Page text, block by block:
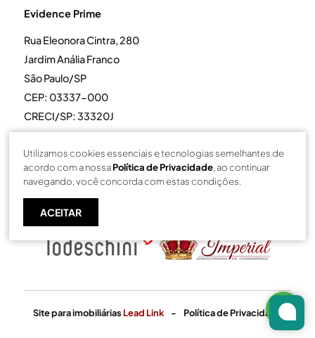
Evidence Prime
Rua Eleonora Cintra, 280
Jardim Anália Franco
São Paulo/SP
CEP: 03337-000
CRECI/SP: 33320J
Site para imobiliárias Lead Link - Política de Privacidade
Utilizamos cookies essenciais e tecnologias semelhantes de
acordo com a nossaPolítica de Privacidade, ao continuar
navegando, você concorda com estas condições.
ACEITAR